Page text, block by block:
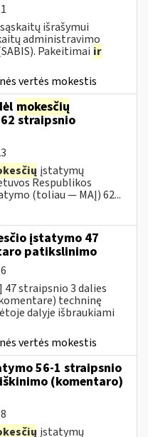
išrašymui
administravimo
Pakeitimai ir
vertės mokestis
mokesčių
straipsnio
įstatymų
Respublikos
(toliau — MAĮ) 62...
įstatymo 47
patikslinimo
straipsnio 3 dalies
techninę
dalyje išbraukiami
vertės mokestis
56-1 straipsnio
(komentaro)
įstatymų